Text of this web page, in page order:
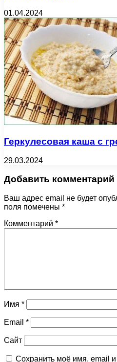
01.04.2024
Геркулесовая каша с
29.03.2024
Добавить комментарий
Ваш адрес email не будет
поля помечены *
Комментарий *
Имя *
Email *
Сайт
Сохранить моё имя, email и